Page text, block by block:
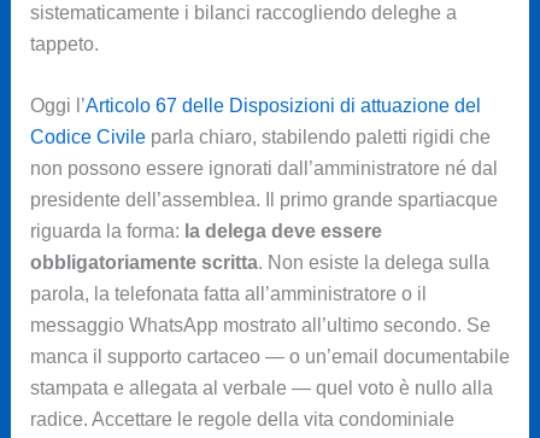
sistematicamente i bilanci raccogliendo deleghe a
tappeto.
Oggi l’Articolo 67 delle Disposizioni di attuazione del
Codice Civileparla chiaro, stabilendo paletti rigidi che
non possono essere ignorati dall’amministratore né dal
presidente dell’assemblea. Il primo grande spartiacque
riguarda la forma: la delega deve essere
obbligatoriamente scritta. Non esiste la delega sulla
parola, la telefonata fatta all’amministratore o il
messaggio WhatsApp mostrato all’ultimo secondo. Se
manca il supporto cartaceo — o un’email documentabile
stampata e allegata al verbale — quel voto è nullo alla
radice. Accettare le regole della vita condominiale